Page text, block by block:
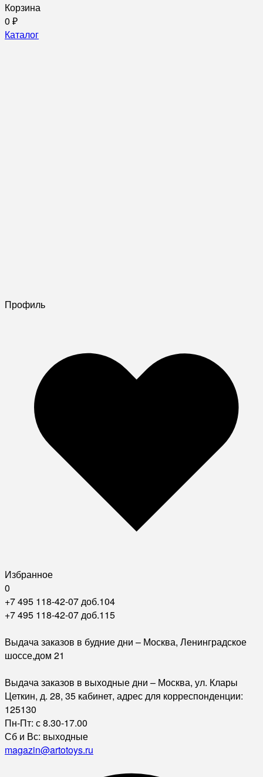
Корзина
0 ₽
Каталог
Профиль
Избранное
0
+7 495 118-42-07 доб.104
+7 495 118-42-07 доб.115
Выдача заказов в будние дни – Москва, Ленинградское
шоссе,дом 21
Выдача заказов в выходные дни – Москва, ул. Клары
Цеткин, д. 28, 35 кабинет, адрес для корреспонденции:
125130
Пн-Пт: с 8.30-17.00
Сб и Вс: выходные
magazin@artotoys.ru